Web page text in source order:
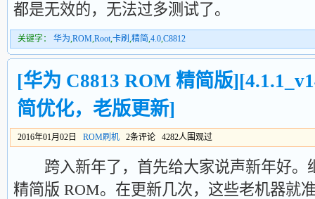
都是无效的，无法过多测试了。
关键字： 华为,ROM,Root,卡刷 ,精简,4.0,C8812
[华为 C8813 ROM 精简版
简优化，老版更新]
2016年01月02日 ROM刷机 2条评论 4282人围观过
跨入新年了，首先给大家说声新年好。
精简版 ROM。在更新几次，这些老机器就